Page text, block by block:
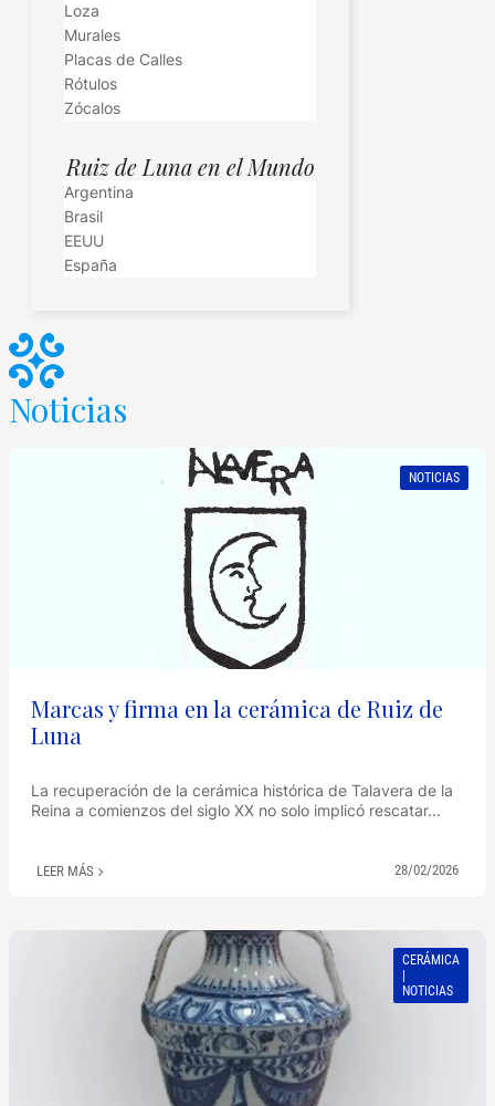
Loza
Murales
Placas de Calles
Rótulos
Zócalos
Ruiz de Luna en el Mundo
Argentina
Brasil
EEUU
España
Noticias
NOTICIAS
Marcas y firma en la cerámica de Ruiz de
Luna
La recuperación de la cerámica histórica de Talavera de la
Reina a comienzos del siglo XX no solo implicó rescatar...
LEER MÁS 28/02/2026
CERÁMICA
NOTICIAS